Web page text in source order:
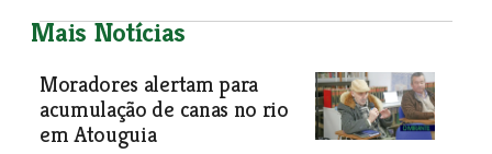
Mais Notícias
Moradores alertam para
acumulação de canas no rio
em Atouguia